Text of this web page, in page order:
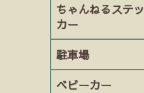
ちゃんねるステッ
カー
駐車場
ベビーカー